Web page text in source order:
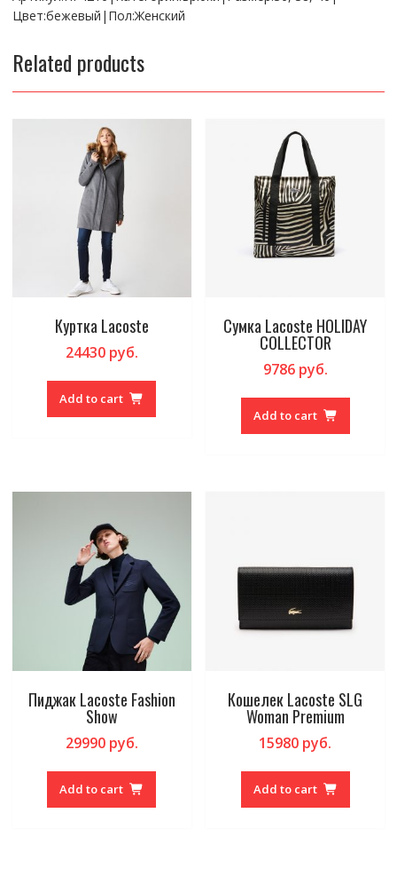
Цвет:бежевый|Пол:Женский
Related products
Куртка Lacoste
24430руб.
Add to cart
Сумка Lacoste HOLIDAY
COLLECTOR
9786руб.
Add to cart
Пиджак Lacoste Fashion
Show
29990руб.
Add to cart
Кошелек Lacoste SLG
Woman Premium
15980 руб.
Add to cart